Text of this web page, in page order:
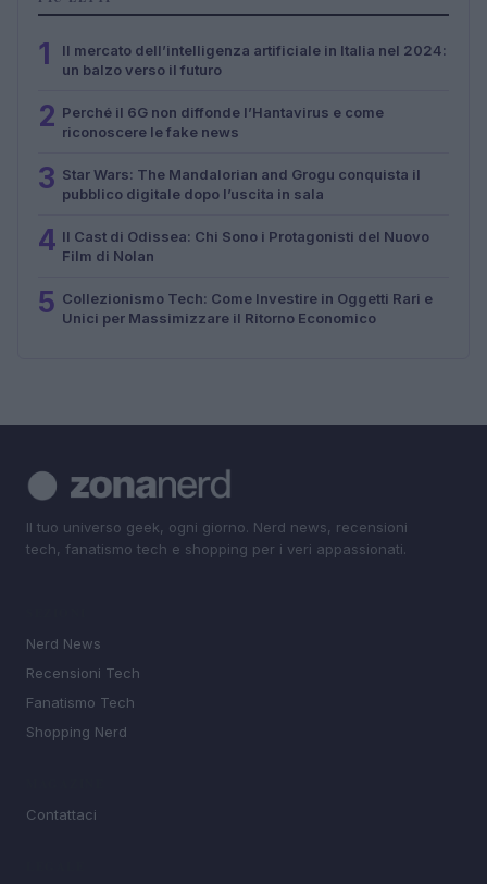
1
Il mercato dell’intelligenza artificiale in Italia nel 2024:
un balzo verso il futuro
2 Perché il 6G non diffonde l’Hantavirus e come
riconoscere le fake news
3 Star Wars: The Mandalorian and Grogu conquista il
pubblico digitale dopo l’uscita in sala
4 Il Cast di Odissea: Chi Sono i Protagonisti del Nuovo
Film di Nolan
5 Collezionismo Tech: Come Investire in Oggetti Rari e
Unici per Massimizzare il Ritorno Economico
Il tuo universo geek, ogni giorno. Nerd news, recensioni
tech, fanatismo tech e shopping per i veri appassionati.
Nerd News
Recensioni Tech
Fanatismo Tech
Shopping Nerd
Contattaci